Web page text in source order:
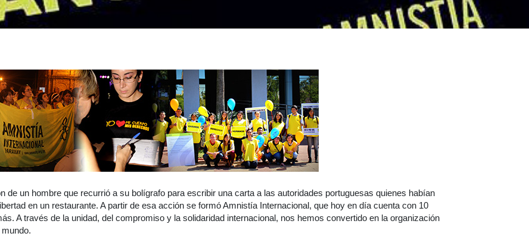
de un hombre que recurrió a su bolígrafo para escribir una carta a las autoridades portuguesas quienes habían
en un restaurante. A partir de esa acción se formó Amnistía Internacional, que hoy en día cuenta con 10
A través de la unidad, del compromiso y la solidaridad internacional, nos hemos convertido en la organización